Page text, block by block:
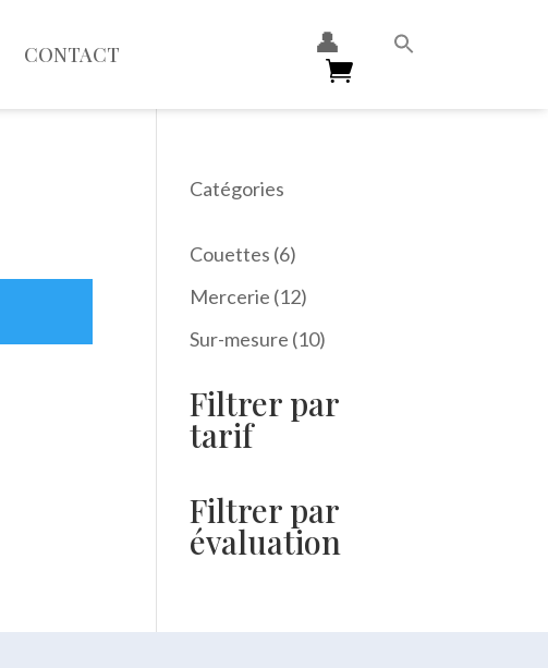
CONTACT 👤
Catégories
Couettes 66
produits
Mercerie 1212
produits
Sur-mesure 1010
Filtrer par
tarif
Filtrer par
évaluation